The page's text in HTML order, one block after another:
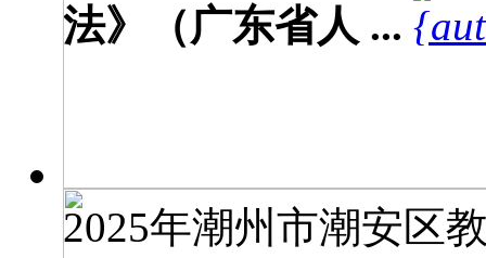
法》（广东省人 ...
2025年潮州市潮安区